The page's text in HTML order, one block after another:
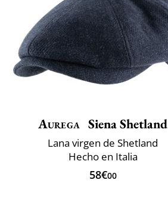
Aurega Siena Shetland
Lana virgen de Shetland
Hecho en Italia
58€00